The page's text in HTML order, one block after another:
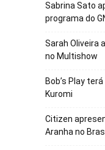
Sabrina Sato
programa do
Sarah Oliveira
no Multishow
Bob’s Play
Kuromi
Citizen
Aranha no